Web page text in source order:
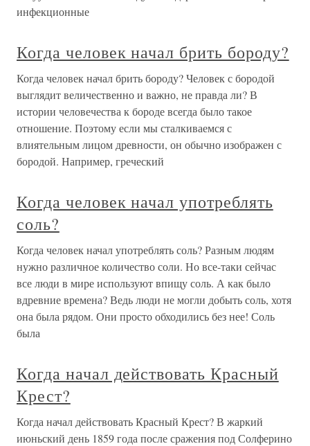
инфекционные
Когда человек начал брить бороду?
Когда человек начал брить бороду? Человек с бородой
выглядит величественно и важно, не правда ли? В
истории человечества к бороде всегда было такое
отношение. Поэтому если мы сталкиваемся с
влиятельным лицом древности, он обычно изображен с
бородой. Например, греческий
Когда человек начал употреблять
соль?
Когда человек начал употреблять соль? Разным людям
нужно различное количество соли. Но все-таки сейчас
все люди в мире используют впищу соль. А как было
вдревние времена? Ведь люди не могли добыть соль, хотя
она была рядом. Они просто обходились без нее! Соль
была
Когда начал действовать Красный
Крест?
Когда начал действовать Красный Крест? В жаркий
июньский день 1859 года после сражения под Солферино